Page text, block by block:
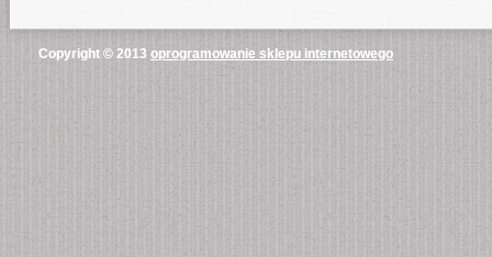
Copyright © 2013 oprogramowanie sklepu internetowego